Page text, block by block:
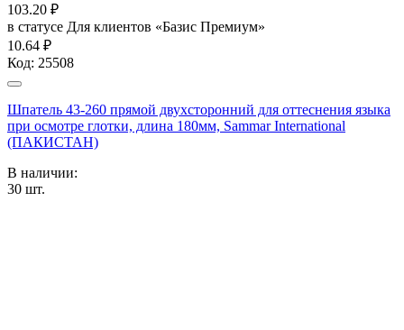
103.20 ₽
в статусе Для клиентов «Базис Премиум»
10.64 ₽
Код: 25508
Шпатель 43-260 прямой двухсторонний для оттеснения языка
при осмотре глотки, длина 180мм, Sammar International
(ПАКИСТАН)
В наличии:
30 шт.